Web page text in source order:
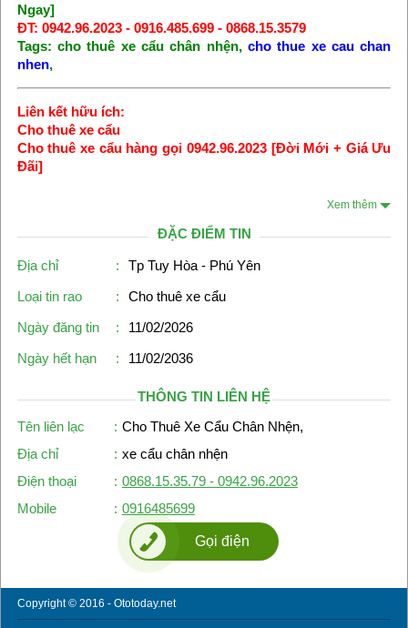
Ngay]
ĐT: 0942.96.2023 - 0916.485.699 - 0868.15.3579
Tags: cho thuê xe cẩu chân nhện, cho thue xe cau chan
nhen,
Liên kết hữu ích:
Cho thuê xe cẩu
Cho thuê xe cẩu hàng gọi 0942.96.2023 [Đời Mới + Giá Ưu
Đãi]
Xem thêm
ĐẶC ĐIỂM TIN
Địa chỉ :
Tp Tuy Hòa - Phú Yên
Loại tin rao
:
Cho thuê xe cẩu
Ngày đăng tin
:
11/02/2026
Ngày hết hạn
: 11/02/2036
THÔNG TIN LIÊN HỆ
Tên liên lạc
: Cho Thuê Xe Cẩu Chân Nhện,
Địa chỉ
: xe cẩu chân nhện
Điện thoại
: 0868.15.35.79 - 0942.96.2023
Mobile
: 0916485699
Gọi điện
Copyright © 2016 - Ototoday.net